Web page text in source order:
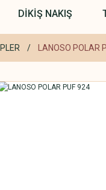
DİKİŞ NAKIŞ
LANOSO POLAR